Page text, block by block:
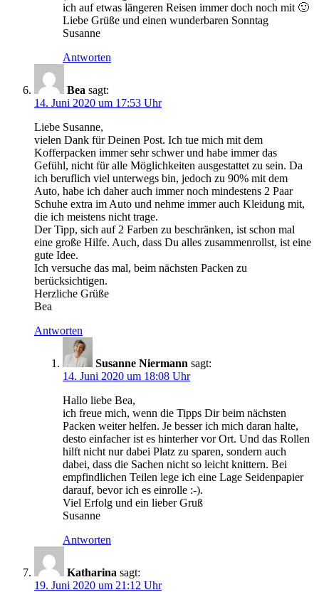
ich auf etwas längeren Reisen immer doch noch mit 🙂
Liebe Grüße und einen wunderbaren Sonntag
Susanne
Antworten
Bea sagt:
14. Juni 2020 um 17:53 Uhr
Liebe Susanne,
vielen Dank für Deinen Post. Ich tue mich mit dem
Kofferpacken immer sehr schwer und habe immer das
Gefühl, nicht für alle Möglichkeiten ausgestattet zu sein. Da
ich beruflich viel unterwegs bin, jedoch zu 90% mit dem
Auto, habe ich daher auch immer noch mindestens 2 Paar
Schuhe extra im Auto und nehme immer auch Kleidung mit,
die ich meistens nicht trage.
Der Tipp, sich auf 2 Farben zu beschränken, ist schon mal
eine große Hilfe. Auch, dass Du alles zusammenrollst, ist eine
gute Idee.
Ich versuche das mal, beim nächsten Packen zu
berücksichtigen.
Herzliche Grüße
Bea
Antworten
Susanne Niermann sagt:
14. Juni 2020 um 18:08 Uhr
Hallo liebe Bea,
ich freue mich, wenn die Tipps Dir beim nächsten
Packen weiter helfen. Je besser ich mich daran halte,
desto einfacher ist es hinterher vor Ort. Und das Rollen
hilft nicht nur dabei Platz zu sparen, sondern auch
dabei, dass die Sachen nicht so leicht knittern. Bei
empfindlichen Teilen lege ich eine Lage Seidenpapier
darauf, bevor ich es einrolle :-).
Viel Erfolg und ein lieber Gruß
Susanne
Antworten
Katharina sagt:
19. Juni 2020 um 21:12 Uhr